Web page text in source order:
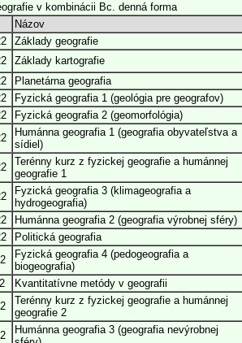
v kombinácii Bc. denná forma
Názov
Základy geografie
Základy kartografie
Planetárna geografia
Fyzická geografia 1 (geológia pre geografov)
Fyzická geografia 2 (geomorfológia)
Humánna geografia 1 (geografia obyvateľstva a
sídiel)
Terénny kurz z fyzickej geografie a humánnej
geografie 1
Fyzická geografia 3 (klimageografia a
hydrogeografia)
Humánna geografia 2 (geografia výrobnej sféry)
Politická geografia
Fyzická geografia 4 (pedogeografia a
biogeografia)
Kvantitatívne metódy v geografii
Terénny kurz z fyzickej geografie a humánnej
geografie 2
Humánna geografia 3 (geografia nevýrobnej